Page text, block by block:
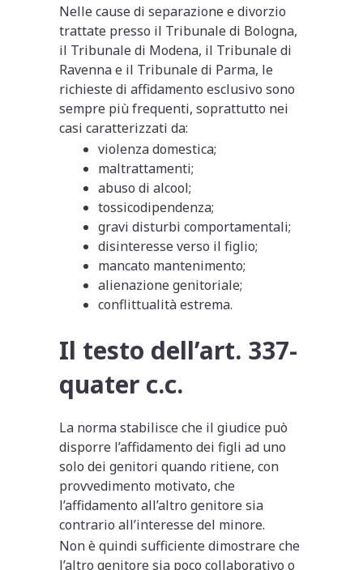
Nelle cause di separazione e divorzio
trattate presso il Tribunale di Bologna,
il Tribunale di Modena, il Tribunale di
Ravenna e il Tribunale di Parma, le
richieste di affidamento esclusivo sono
sempre più frequenti, soprattutto nei
casi caratterizzati da:
violenza domestica;
maltrattamenti;
abuso di alcool;
tossicodipendenza;
gravi disturbi comportamentali;
disinteresse verso il figlio;
mancato mantenimento;
alienazione genitoriale;
conflittualità estrema.
Il testo dell’art. 337-
quater c.c.
La norma stabilisce che il giudice può
disporre l’affidamento dei figli ad uno
solo dei genitori quando ritiene, con
provvedimento motivato, che
l’affidamento all’altro genitore sia
contrario all’interesse del minore.
Non è quindi sufficiente dimostrare che
l’altro genitore sia poco collaborativo o